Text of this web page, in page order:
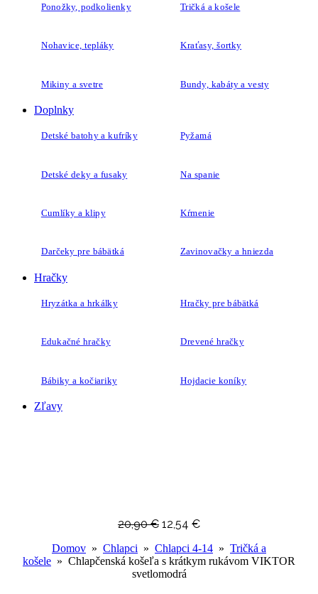
Ponožky, podkolienky Tričká a košele
Nohavice, tepláky Kraťasy, šortky
Mikiny a svetre Bundy, kabáty a vesty
Doplnky
Detské batohy a kufríky Pyžamá
Detské deky a fusaky Na spanie
Cumlíky a klipy Kŕmenie
Darčeky pre bábätká Zavinovačky a hniezda
Hračky
Hryzátka a hrkálky Hračky pre bábätká
Edukačné hračky Drevené hračky
Bábiky a kočiariky Hojdacie koníky
Zľavy
20,90€ 12,54 €
Domov » Chlapci » Chlapci 4-14 » Tričká a
košele » Chlapčenská košeľa s krátkym rukávom VIKTOR
svetlomodrá